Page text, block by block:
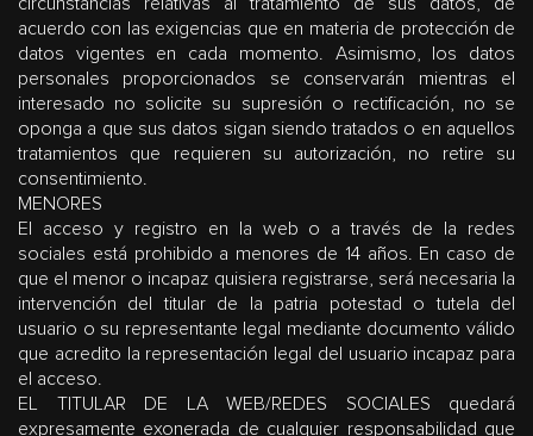
acuerdo con las exigencias que en materia de protección de
datos vigentes en cada momento. Asimismo, los datos
personales proporcionados se conservarán mientras el
interesado no solicite su supresión o rectificación, no se
oponga a que sus datos sigan siendo tratados o en aquellos
tratamientos que requieren su autorización, no retire su
consentimiento.
MENORES
El acceso y registro en la web o a través de la redes
sociales está prohibido a menores de 14 años. En caso de
que el menor o incapaz quisiera registrarse, será necesaria la
intervención del titular de la patria potestad o tutela del
usuario o su representante legal mediante documento válido
que acredito la representación legal del usuario incapaz para
el acceso.
EL TITULAR DE LA WEB/REDES SOCIALES quedará
expresamente exonerada de cualquier responsabilidad que